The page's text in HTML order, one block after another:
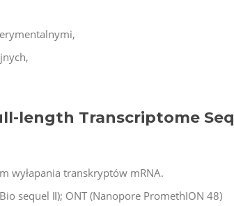
length Transcriptome Seq
wyłapania transkryptów mRNA.
sequel Ⅱ); ONT (Nanopore PromethION 48)